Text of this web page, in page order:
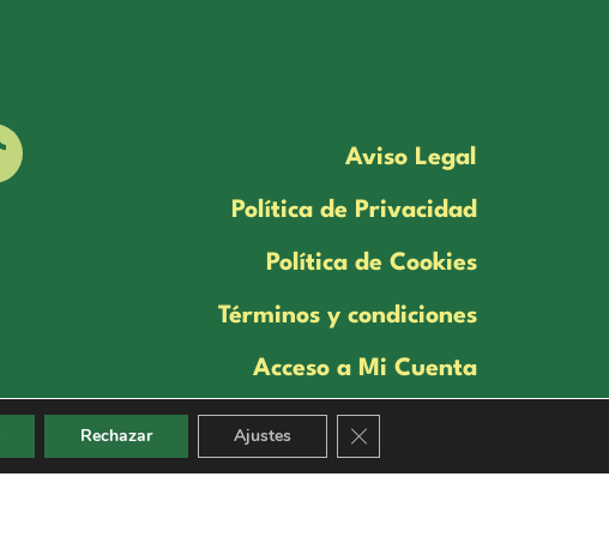
Aviso Legal
Política de Privacidad
Política de Cookies
Términos y condiciones
Acceso a Mi Cuenta
Rechazar Ajustes Cerrar el banner de cookies